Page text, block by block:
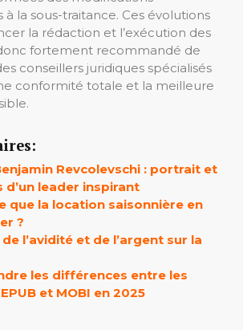
à la sous-traitance. Ces évolutions
la rédaction et l’exécution des
fortement recommandé de
conseillers juridiques spécialisés
conformité totale et la meilleure
Revcolevschi : portrait et
d’un leader inspirant
que la location saisonnière en
?
de l’avidité et de l’argent sur la
les différences entre les
et MOBI en 2025